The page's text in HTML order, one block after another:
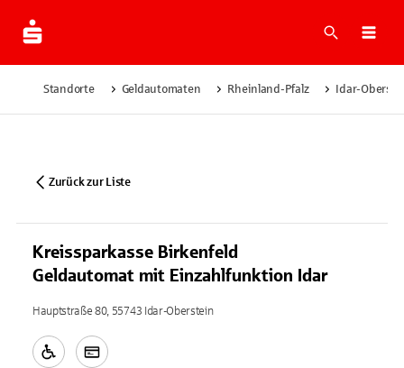
Suche
Standorte Geldautomaten Rheinland-Pfalz Idar-
Zurück zur Liste
Kreissparkasse Birkenfeld
Geldautomat mit Einzahlfunktion Idar
Hauptstraße 80, 55743 Idar-Oberstein